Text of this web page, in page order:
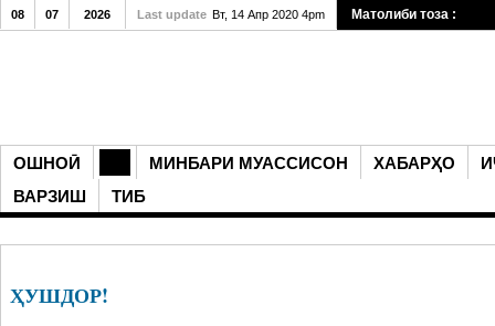
ОШНОӢ МИНБАРИ МУАССИСОН ХАБАРҲО
ВАРЗИШ
ТИБ
08 07 2026 Last update Вт, 14 Апр 2020 4pm Матолиби тоза :
ҲУШДОР!